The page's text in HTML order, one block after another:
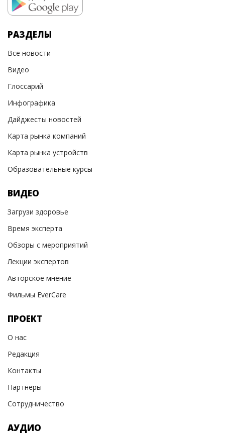
РАЗДЕЛЫ
Все новости
Видео
Глоссарий
Инфографика
Дайджесты новостей
Карта рынка компаний
Карта рынка устройств
Образовательные курсы
ВИДЕО
Загрузи здоровье
Время эксперта
Обзоры с мероприятий
Лекции экспертов
Авторское мнение
Фильмы EverCare
ПРОЕКТ
О нас
Редакция
Контакты
Партнеры
Сотрудничество
АУДИО